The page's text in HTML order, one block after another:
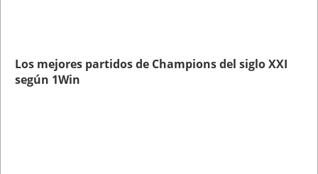
Los mejores partidos de Champions del siglo XXI
según 1Win